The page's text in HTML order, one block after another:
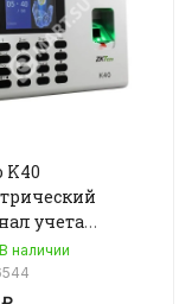
K40
учета
времени
В наличии